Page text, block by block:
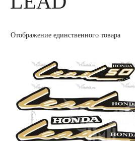
Отображение единственного товара
имеет
несколько
вариаций.
Опции